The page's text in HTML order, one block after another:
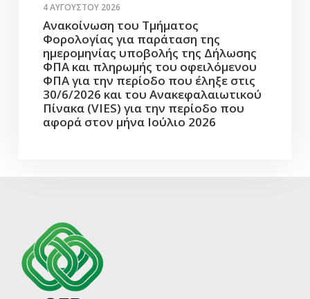
4 ΑΥΓΟΎΣΤΟΥ 2026
Ανακοίνωση του Τμήματος
Φορολογίας για παράταση της
ημερομηνίας υποβολής της Δήλωσης
ΦΠΑ και πληρωμής του οφειλόμενου
ΦΠΑ για την περίοδο που έληξε στις
30/6/2026 και του Ανακεφαλαιωτικού
Πίνακα (VIES) για την περίοδο που
αφορά στον μήνα Ιούλιο 2026